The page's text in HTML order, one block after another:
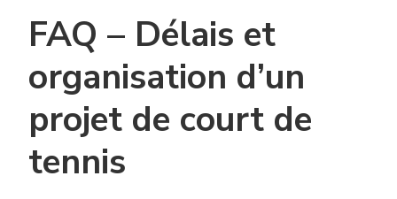
FAQ – Délais et
organisation d’un
projet de court de
tennis